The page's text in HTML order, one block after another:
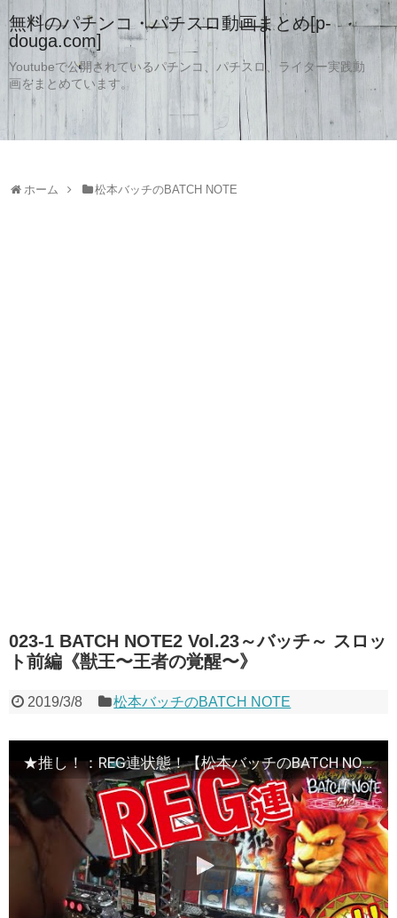
無料のパチンコ・パチスロ動画まとめ[p-
douga.com]
Youtubeで公開されているパチンコ、パチスロ、ライター実践動
画をまとめています。
ホーム 松本バッチのBATCH NOTE
023-1 BATCH NOTE2 Vol.23～バッチ～ スロッ
ト前編《獣王〜王者の覚醒〜》
2019/3/8 松本バッチのBATCH NOTE
★推し！：REG連状態！【松本バッチのBATCH NOTE2 Vol.23】スロット前編《獣王〜王者の覚醒〜》